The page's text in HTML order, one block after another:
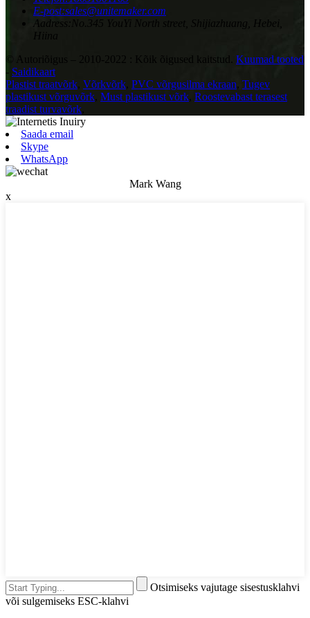
E-post:sales@unitemaker.com
Aadress:
No.345 YouYi North street, Shijiazhuang, Hebei,
Hiina
© Autoriõigus – 2010-2022 : Kõik õigused kaitstud.
Kuumad tooted
- Saidikaart
Plastist traatvõrk Võrkvõrk PVC võrgusilma ekraan, Tugev
plastikust võrguvõrk Must plastikust võrk Roostevabast terasest
traadist turvavõrk
Saada email
Skype
WhatsApp
Mark Wang
x
Otsimiseks vajutage sisestusklahvi
või sulgemiseks ESC-klahvi